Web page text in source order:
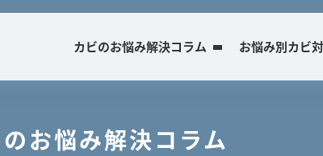
カビのお悩み解決コラム お悩み別カビ
お悩み解決コラム